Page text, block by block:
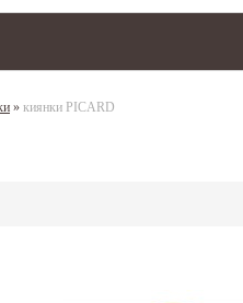
» киянки PICARD